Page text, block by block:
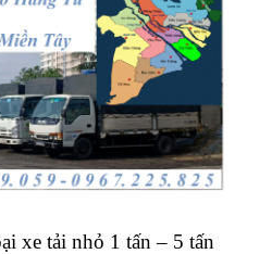
xe tải nhỏ 1 tấn – 5 tấn